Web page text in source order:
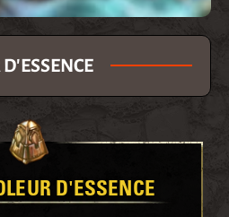
D'ESSENCE